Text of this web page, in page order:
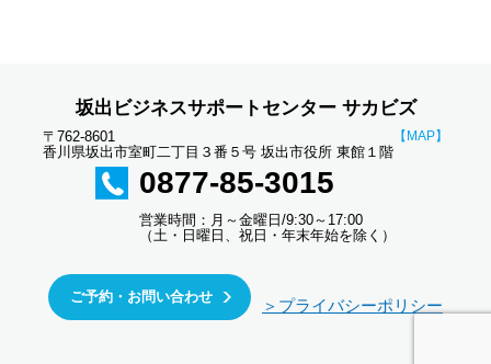
坂出ビジネスサポートセンター サカビズ
〒762-8601
香川県坂出市室町二丁目３番５号 坂出市役所 東館１階
【MAP】
0877-85-3015
営業時間：月～金曜日/9:30～17:00
（土・日曜日、祝日・年末年始を除く）
ご予約・お問い合わせ ＞プライバシーポリシー